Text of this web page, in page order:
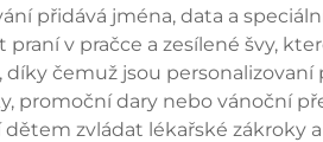
přidává jména, data a
v pračce a zesílené švy,
čemuž jsou personalizovaní
dary nebo vánoční
zvládat lékařské zákroky